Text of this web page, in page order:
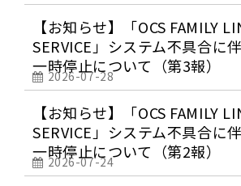
OCSについて
お知らせ
【お知らせ】「OCS FAMILY
SERVICE」システム不具合に
一時停止について（第3報）
2026-07-28
【お知らせ】「OCS FAMILY
SERVICE」システム不具合に
一時停止について（第2報）
2026-07-24